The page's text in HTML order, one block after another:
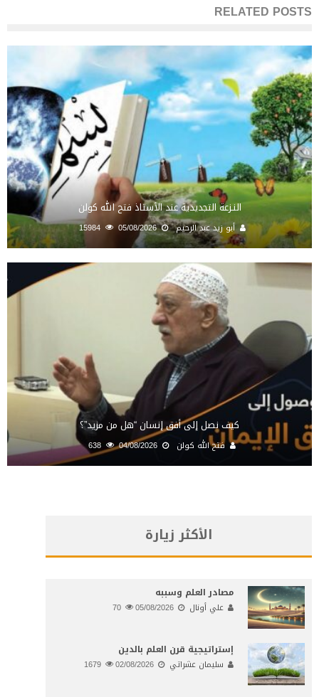
RELATED POSTS
النـزعة التجديدية عند الأستاذ فتح الله كولن
أبو زيد عبد الرحيم 05/08/2026
15984
كيف نصل إلى أفق إنسان “هل من مزيد”؟
فتح الله كولن 04/08/2026
الأكثر زيارة
مصادر العلم وسببه
علي أونال 05/08/2026
إستراتيجية قرن العلم بالدين
سليمان عشراتي 02/08/2026